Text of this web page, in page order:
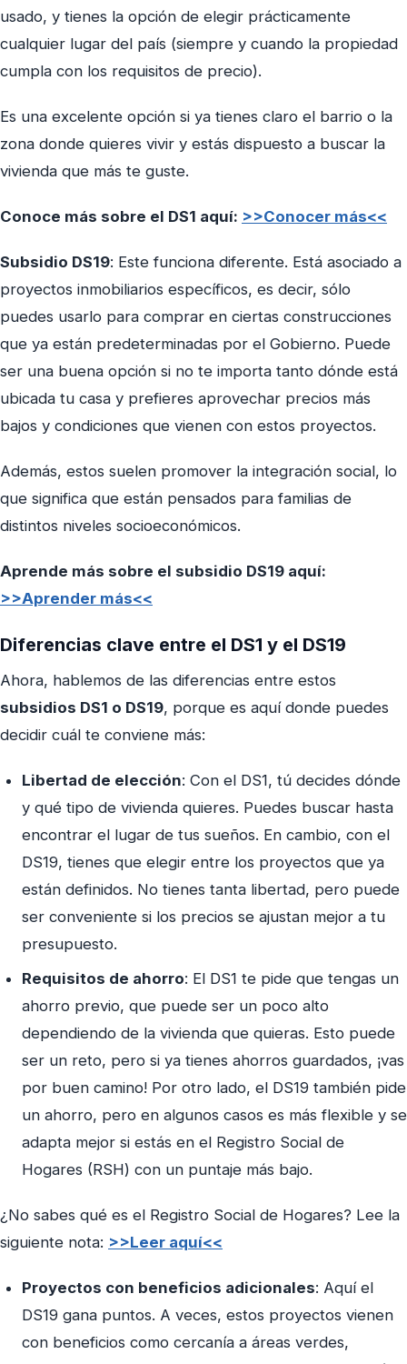
usado, y tienes la opción de elegir prácticamente
cualquier lugar del país (siempre y cuando la propiedad
cumpla con los requisitos de precio).
Es una excelente opción si ya tienes claro el barrio o la
zona donde quieres vivir y estás dispuesto a buscar la
vivienda que más te guste.
Conoce más sobre el DS1 aquí: >>Conocer más<<
Subsidio DS19: Este funciona diferente. Está asociado a
proyectos inmobiliarios específicos, es decir, sólo
puedes usarlo para comprar en ciertas construcciones
que ya están predeterminadas por el Gobierno. Puede
ser una buena opción si no te importa tanto dónde está
ubicada tu casa y prefieres aprovechar precios más
bajos y condiciones que vienen con estos proyectos.
Además, estos suelen promover la integración social, lo
que significa que están pensados para familias de
distintos niveles socioeconómicos.
Aprende más sobre el subsidio DS19 aquí:
>>Aprender más<<
Diferencias clave entre el DS1 y el DS19
Ahora, hablemos de las diferencias entre estos
subsidios DS1 o DS19, porque es aquí donde puedes
decidir cuál te conviene más:
Libertad de elección: Con el DS1, tú decides dónde
y qué tipo de vivienda quieres. Puedes buscar hasta
encontrar el lugar de tus sueños. En cambio, con el
DS19, tienes que elegir entre los proyectos que ya
están definidos. No tienes tanta libertad, pero puede
ser conveniente si los precios se ajustan mejor a tu
presupuesto.
Requisitos de ahorro: El DS1 te pide que tengas un
ahorro previo, que puede ser un poco alto
dependiendo de la vivienda que quieras. Esto puede
ser un reto, pero si ya tienes ahorros guardados, ¡vas
por buen camino! Por otro lado, el DS19 también pide
un ahorro, pero en algunos casos es más flexible y se
adapta mejor si estás en el Registro Social de
Hogares (RSH) con un puntaje más bajo.
¿No sabes qué es el Registro Social de Hogares? Lee la
siguiente nota: >>Leer aquí<<
Proyectos con beneficios adicionales: Aquí el
DS19 gana puntos. A veces, estos proyectos vienen
con beneficios como cercanía a áreas verdes,